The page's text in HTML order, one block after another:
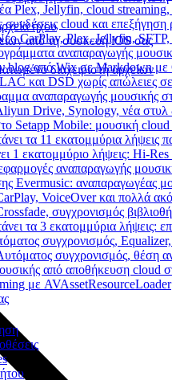
Plex, Jellyfin, cloud streaming,
συνδέσεις cloud και
CarPlay, Plex, Jellyfin, SFTP,
αναπαραγωγής
blog από Wix σε Markdown
και DSD χωρίς απώλειες
αναπαραγωγής μουσικής
Drive, Synology, νέα στυλ
Setapp Mobile: μουσική cloud
τα 11 εκατομμύρια λήψεις
1 εκατομμύριο λήψεις: Hi-Res
αναπαραγωγής
Evermusic: αναπαραγωγέας
VoiceOver και πολλά
συγχρονισμός
τα 3 εκατομμύρια λήψεις:
συγχρονισμός,
συγχρονισμός, θέση
από αποθήκευση cloud
με AVAssetResourceLoader
ήχου
από τη συσκευή iOS σας
διαχειριστή αρχείων